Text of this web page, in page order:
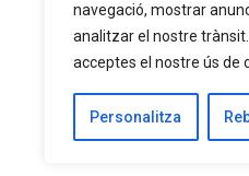
navegació, mostrar
analitzar el nostre
acceptes el nostre ús de
Personalitza
Concurs de